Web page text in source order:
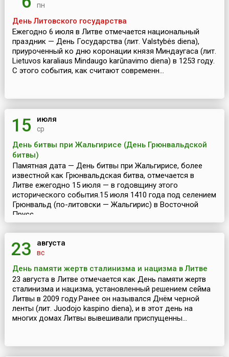
пн
День Литовского государства
Ежегодно 6 июля в Литве отмечается национальный
праздник — День Государства (лит. Valstybės diena),
приуроченный ко дню коронации князя Миндаугаса (лит.
Lietuvos karaliaus Mindaugo karūnavimo diena) в 1253 году.
С этого события, как считают современн...
15 июля
ср
День битвы при Жальгирисе (День Грюнвальдской
битвы)
Памятная дата — День битвы при Жальгирисе, более
известной как Грюнвальдская битва, отмечается в
Литве ежегодно 15 июля — в годовщину этого
исторического события.15 июля 1410 года под селением
Грюнвальд (по-литовски — Жальгирис) в Восточной
Прусс...
23 августа
вс
День памяти жертв сталинизма и нацизма в Литве
23 августа в Литве отмечается как День памяти жертв
сталинизма и нацизма, установленный решением сейма
Литвы в 2009 году.Ранее он назывался Днём черной
ленты (лит. Juodojo kaspino diena), и в этот день на
многих домах Литвы вывешивали приспущенны...